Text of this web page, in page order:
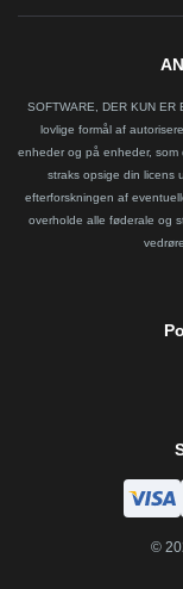
SOFTWARE, DER KUN
lovlige formål af
enheder og på enheder,
straks opsige din licens
efterforskningen af
overholde alle føderale og
©